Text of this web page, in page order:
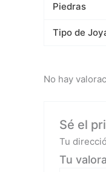
Piedras
Tipo de
No hay
Sé el
Tu
Tu